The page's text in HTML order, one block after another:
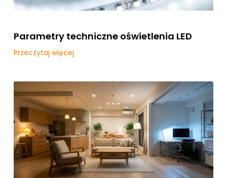
Parametry techniczne oświetlenia LED
Przeczytaj więcej